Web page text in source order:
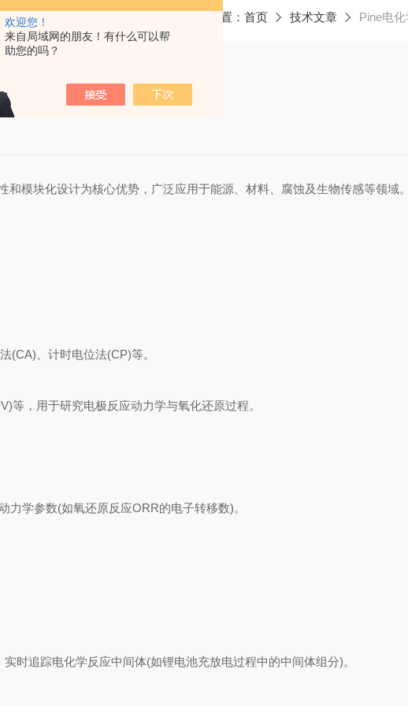
欢迎您！
来自局域网的朋友！有什么可以帮
助您的吗？
当前位置： 首页 技术文章 Pine电
模块化设计为核心优势，广泛应用于能源、材料、腐蚀及生物传感等领域。
、计时电位法(CP)等。
，用于研究电极反应动力学与氧化还原过程。
学参数(如氧还原反应ORR的电子转移数)。
追踪电化学反应中间体(如锂电池充放电过程中的中间体组分)。